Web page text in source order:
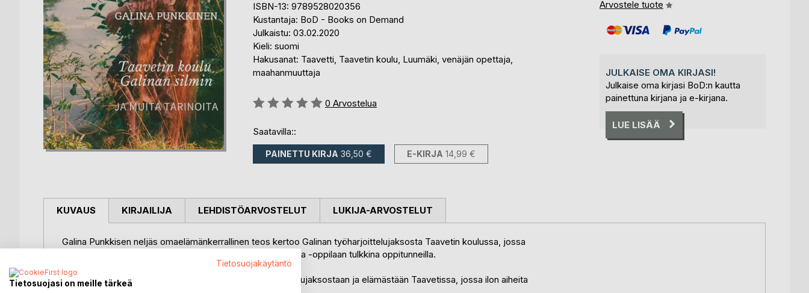
ISBN-13: 9789528020356
Kustantaja: BoD - Books on Demand
Julkaistu: 03.02.2020
Kieli: suomi
Hakusanat: Taavetti, Taavetin koulu, Luumäki, venäjän opettaja,
maahanmuuttaja
Arvostelu::
0 Arvostelua
Saatavilla::
PAINETTU KIRJA 36,50 € E-KIRJA 14,99 €
Arvostele tuote
JULKAISE OMA KIRJASI!
Julkaise oma kirjasi BoD:n kautta
painettuna kirjana ja e-kirjana.
LUE LISÄÄ
KUVAUS
Galina Punkkisen neljäs omaelämänkerrallinen teos kertoo Galinan työharjoittelujaksosta Taavetin koulussa, jossa
hän opetti oppilaille venäjää ja saksaa ja oli venäläisen Julija -oppilaan tulkkina oppitunneilla.
Päiväkirjanomaisesti Galina kertoo toukokuisesta harjoittelujaksostaan ja elämästään Taavetissa, jossa ilon aiheita
KIRJAILIJA LEHDISTÖARVOSTELUT LUKIJA-ARVOSTELUT
Tietosuojakäytäntö
Tietosuojasi on meille tärkeä